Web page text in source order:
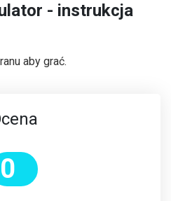
- instrukcja
aby grać.
0